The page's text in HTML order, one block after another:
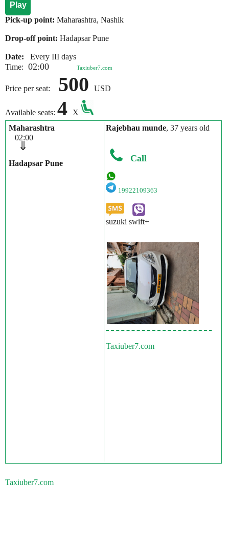
Play
Pick-up point: Maharashtra, Nashik
Drop-off point: Hadapsar Pune
Date:
Every III days
Time: 02:00 Taxiuber7.com
Price per seat: 500 USD
Available seats: 4
X
Maharashtra
02:00
⇓
Hadapsar Pune
Rajebhau munde, 37 years old
Call
19922109363
suzuki swift+
Taxiuber7.com
Taxiuber7.com